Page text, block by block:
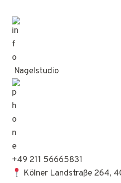
Nagelstudio
+49 211 56665831
Kölner Landstraße 264,